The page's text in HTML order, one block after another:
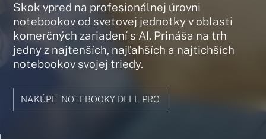
Skok vpred na profesionálnej úrovni
notebookov od svetovej jednotky v oblasti
komerčných zariadení s AI. Prináša na trh
jedny z najtenších, najľahších a najtichších
notebookov svojej triedy.
NAKÚPIŤ NOTEBOOKY DELL PRO